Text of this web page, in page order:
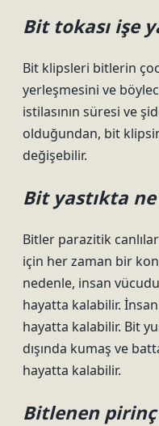
Bit tokası işe
Bit klipsleri bitlerin
yerleşmesini ve
istilasının süresi ve
olduğundan, bit
değişebilir.
Bit yastıkta
Bitler parazitik
için her zaman bir
nedenle, insan vücudu
hayatta kalabilir.
hayatta kalabilir. Bit
dışında kumaş ve
hayatta kalabilir.
Bitlenen